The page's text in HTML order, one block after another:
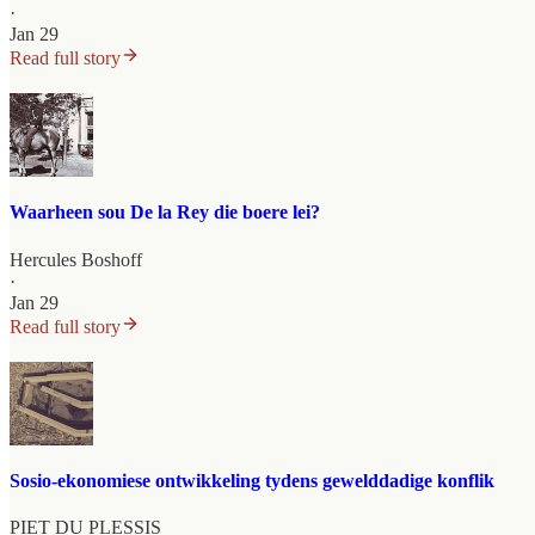
·
Jan 29
Read full story
Waarheen sou De la Rey die boere lei?
Hercules Boshoff
·
Jan 29
Read full story
Sosio-ekonomiese ontwikkeling tydens gewelddadige konflik
PIET DU PLESSIS